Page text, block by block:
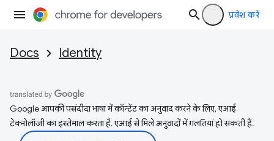
प्रवेश करें
Docs Identity
Google आपकी पसंदीदा भाषा में कॉन्टेंट का अनुवाद करने के लिए, एआई
टेक्नोलॉजी का इस्तेमाल करता है. एआई से मिले अनुवादों में गलतियां हो सकती हैं.